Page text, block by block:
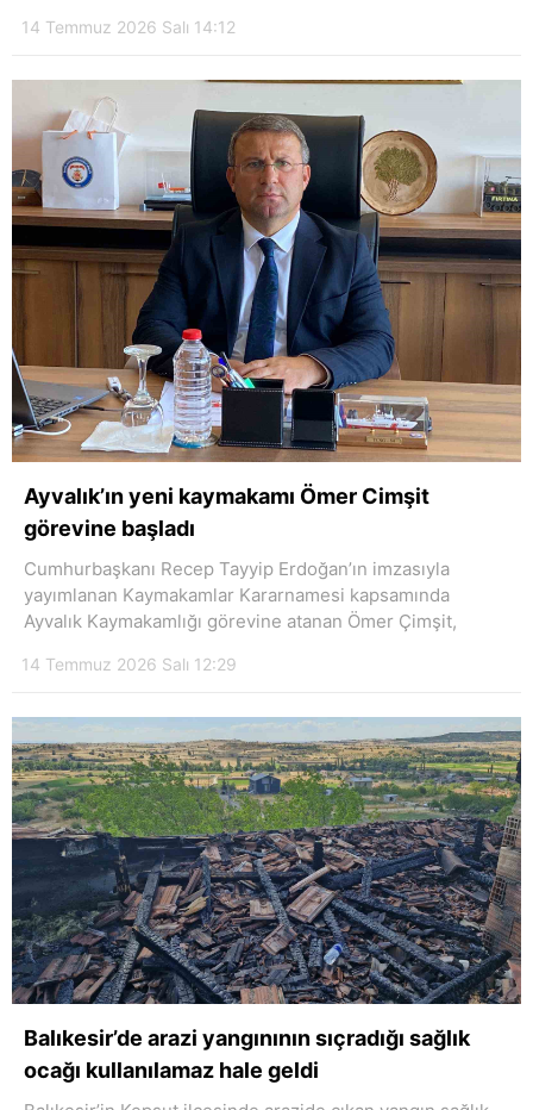
14 Temmuz 2026 Salı 14:12
Ayvalık’ın yeni kaymakamı Ömer Cimşit
görevine başladı
Cumhurbaşkanı Recep Tayyip Erdoğan’ın imzasıyla
yayımlanan Kaymakamlar Kararnamesi kapsamında
Ayvalık Kaymakamlığı görevine atanan Ömer Çimşit,
14 Temmuz 2026 Salı 12:29
Balıkesir’de arazi yangınının sıçradığı sağlık
ocağı kullanılamaz hale geldi